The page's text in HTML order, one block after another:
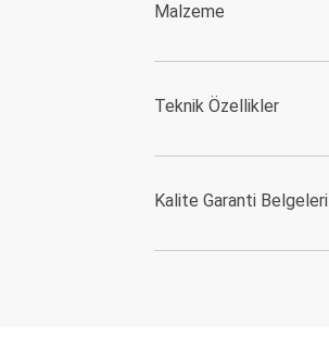
Malzeme
Teknik Özellikler
Kalite Garanti Belgeleri